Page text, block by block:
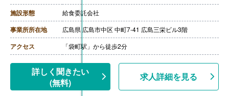
給与での採用の可能性あり
228,000円-396,000円（各手当含む）
［その他手当］
・時間外勤務手当
・休日勤務手当
・深夜勤務手当（22:00-翌05:00）
・休業手当
【通勤手当】あり（上限なし）※片道2km以上
【昇給】あり（年1回）
施設形態 給食委託会社
事業所所在地 広島県 広島市中区 中町7-41 広島三栄ビル3階
アクセス 「袋町駅」から徒歩2分
詳しく聞きたい
(無料)
求人詳細を見る